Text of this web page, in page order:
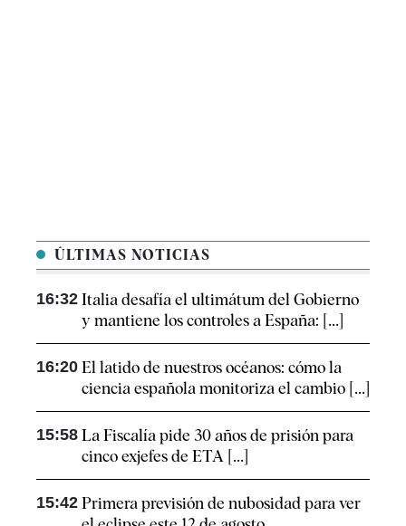
ÚLTIMAS NOTICIAS
16:32 Italia desafía el ultimátum del Gobierno
y mantiene los controles a España: [...]
16:20 El latido de nuestros océanos: cómo la
ciencia española monitoriza el cambio [...]
15:58 La Fiscalía pide 30 años de prisión para
cinco exjefes de ETA [...]
15:42 Primera previsión de nubosidad para ver